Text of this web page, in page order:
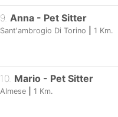
9. Anna - Pet Sitter
Sant'ambrogio Di Torino 1 Km.
10. Mario - Pet Sitter
Almese 1 Km.